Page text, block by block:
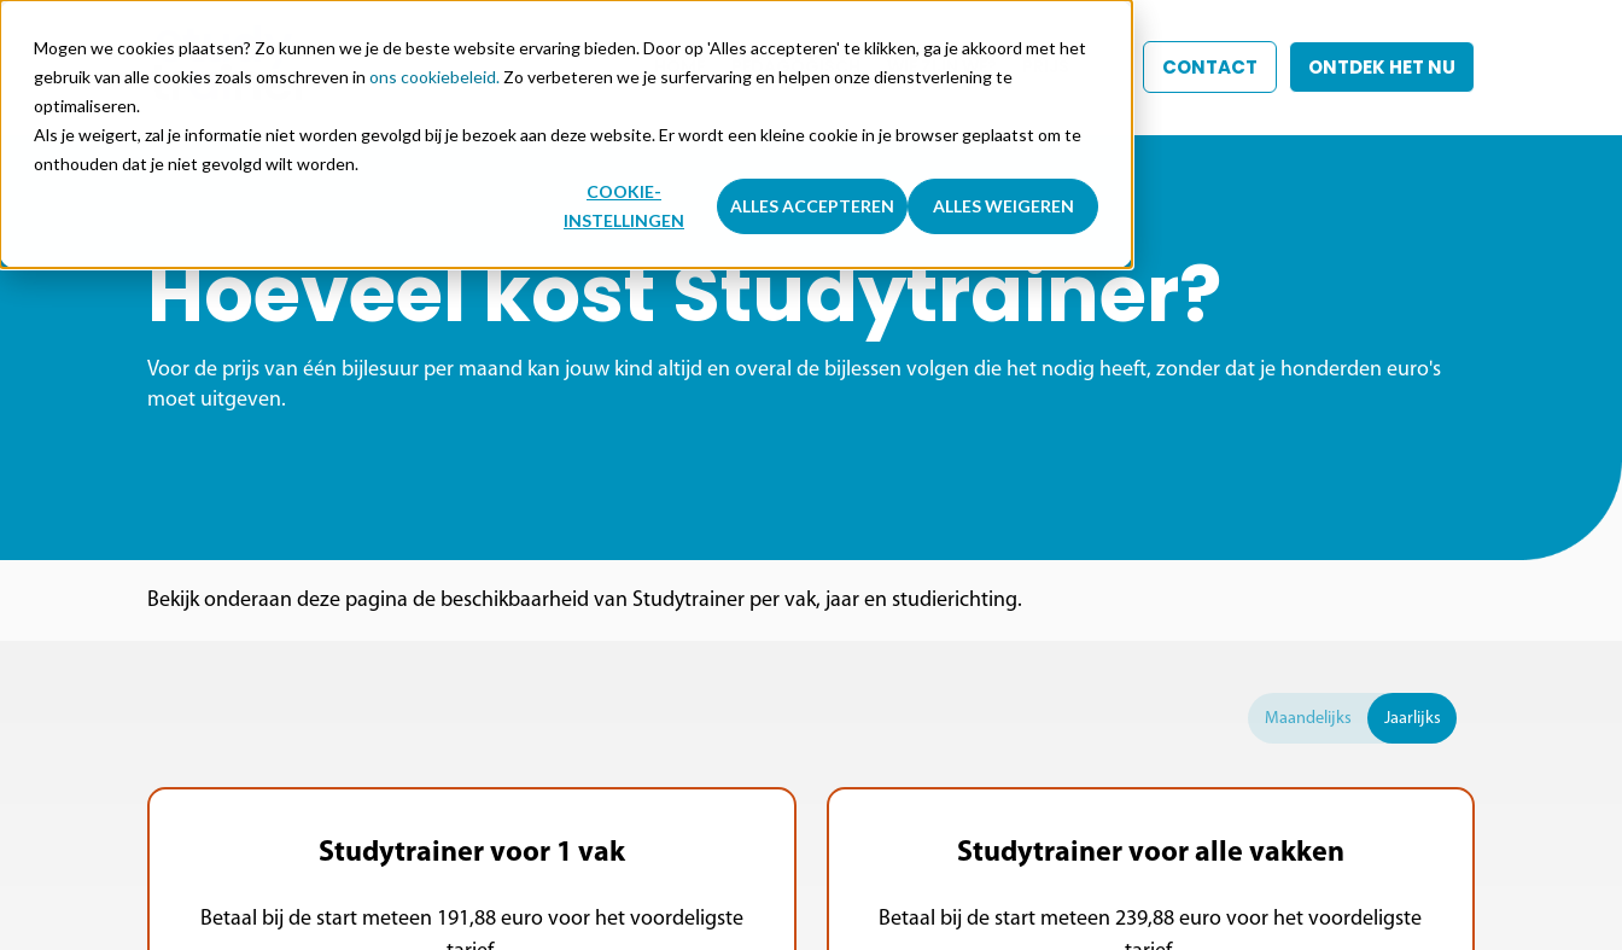
Mogen we cookies plaatsen? Zo kunnen we je de beste website ervaring bieden. Door op 'Alles accepteren' te klikken, ga je akkoord met het
gebruik van alle cookies zoals omschreven in ons cookiebeleid. Zo verbeteren we je surfervaring en helpen onze dienstverlening te
optimaliseren.
Als je weigert, zal je informatie niet worden gevolgd bij je bezoek aan deze website. Er wordt een kleine cookie in je browser geplaatst om te
onthouden dat je niet gevolgd wilt worden.
COOKIE-
INSTELLINGEN
ALLES ACCEPTEREN ALLES WEIGEREN
HOME PEDAGOGISCH WIE ZIJN WE? CONTACT ONTDEK HET NU
Hoeveel kost Studytrainer?
Voor de prijs van één bijlesuur per maand kan jouw kind altijd en overal de bijlessen volgen die het nodig heeft, zonder dat je honderden euro's
moet uitgeven.
Bekijk onderaan deze pagina de beschikbaarheid van Studytrainer per vak, jaar en studierichting.
Maandelijks Jaarlijks
Studytrainer voor 1 vak
Betaal bij de start meteen 191,88 euro voor het voordeligste
Studytrainer voor alle vakken
Betaal bij de start meteen 239,88 euro voor het voordeligste